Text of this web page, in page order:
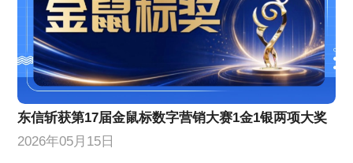
东信斩获第17届金鼠标数字营销大赛1金1银两项大奖
2026年05月15日